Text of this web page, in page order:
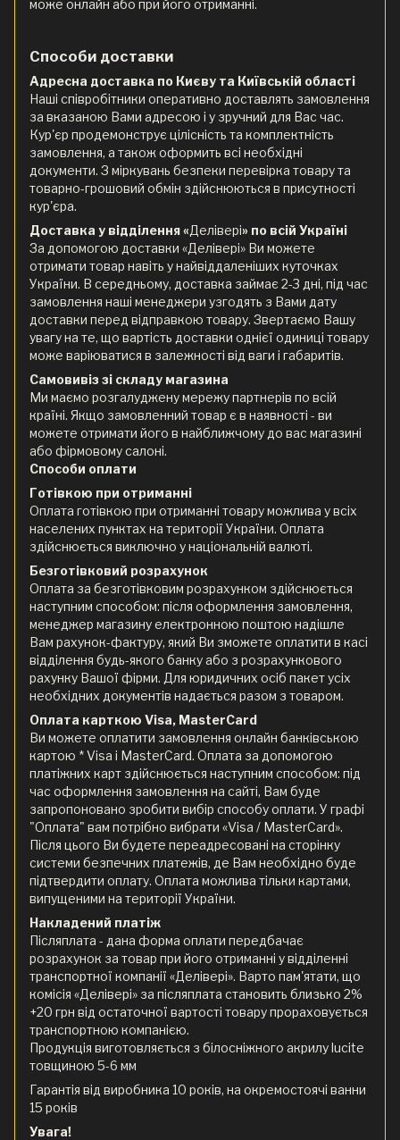
може онлайн або при його отриманні.
Способи доставки
Адресна доставка по Києву та Київській області
Наші співробітники оперативно доставлять замовлення
за вказаною Вами адресою і у зручний для Вас час.
Кур'єр продемонструє цілісність та комплектність
замовлення, а також оформить всі необхідні
документи. З міркувань безпеки перевірка товару та
товарно-грошовий обмін здійснюються в присутності
кур'єра.
Доставка у відділення «Делівері» по всій Україні
За допомогою доставки «Делівері» Ви можете
отримати товар навіть у найвіддаленіших куточках
України. В середньому, доставка займає 2-3 дні, під час
замовлення наші менеджери узгодять з Вами дату
доставки перед відправкою товару. Звертаємо Вашу
увагу на те, що вартість доставки однієї одиниці товару
може варіюватися в залежності від ваги і габаритів.
Самовивіз зі складу магазина
Ми маємо розгалуджену мережу партнерів по всій
країні. Якщо замовленний товар є в наявності - ви
можете отримати його в найближчому до вас магазині
або фірмовому салоні.
Способи оплати
Готівкою при отриманні
Оплата готівкою при отриманні товару можлива у всіх
населених пунктах на території України. Оплата
здійснюється виключно у національній валюті.
Безготівковий розрахунок
Оплата за безготівковим розрахунком здійснюється
наступним способом: після оформлення замовлення,
менеджер магазину електронною поштою надішле
Вам рахунок-фактуру, який Ви зможете оплатити в касі
відділення будь-якого банку або з розрахункового
рахунку Вашої фірми. Для юридичних осіб пакет усіх
необхідних документів надається разом з товаром.
Оплата карткою Visa, MasterCard
Ви можете оплатити замовлення онлайн банківською
картою * Visa і MasterCard. Оплата за допомогою
платіжних карт здійснюється наступним способом: під
час оформлення замовлення на сайті, Вам буде
запропоновано зробити вибір способу оплати. У графі
"Оплата" вам потрібно вибрати «Visa / MasterCard».
Після цього Ви будете переадресовані на сторінку
системи безпечних платежів, де Вам необхідно буде
підтвердити оплату. Оплата можлива тільки картами,
випущеними на території України.
Накладений платіж
Післяплата - дана форма оплати передбачає
розрахунок за товар при його отриманні у відділенні
транспортної компанії «Делівері». Варто пам'ятати, що
комісія «Делівері» за післяплата становить близько 2%
+20 грн від остаточної вартості товару прораховується
транспортною компанією.
Продукція виготовляється з білосніжного акрилу lucite
товщиною 5-6 мм
Гарантія від виробника 10 років, на окремостоячі ванни
15 років
Увага!